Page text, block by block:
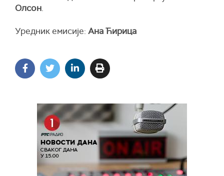
Олсон.
Уредник емисије: Ана Ћирица